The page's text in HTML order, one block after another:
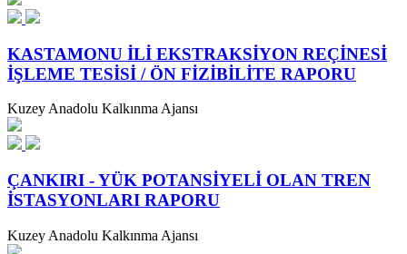
KASTAMONU İLİ EKSTRAKSİYON REÇİNESİ
İŞLEME TESİSİ / ÖN FİZİBİLİTE RAPORU
Kuzey Anadolu Kalkınma Ajansı
ÇANKIRI - YÜK POTANSİYELİ OLAN TREN
İSTASYONLARI RAPORU
Kuzey Anadolu Kalkınma Ajansı